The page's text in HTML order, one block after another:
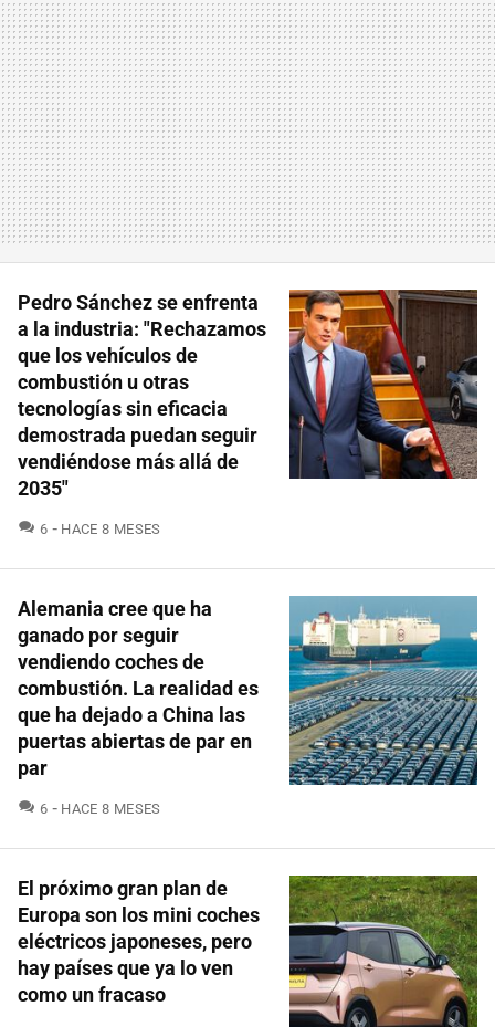
Pedro Sánchez se enfrenta
a la industria: "Rechazamos
que los vehículos de
combustión u otras
tecnologías sin eficacia
demostrada puedan seguir
vendiéndose más allá de
2035"
6 COMENTARIOS
HACE 8 MESES
Alemania cree que ha
ganado por seguir
vendiendo coches de
combustión. La realidad es
que ha dejado a China las
puertas abiertas de par en
par
6 COMENTARIOS
HACE 8 MESES
El próximo gran plan de
Europa son los mini coches
eléctricos japoneses, pero
hay países que ya lo ven
como un fracaso